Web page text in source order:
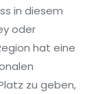
in diesem
oder
hat eine
zu geben,